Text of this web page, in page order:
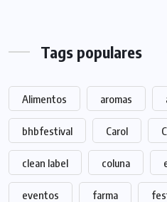
Tags populares
Alimentos aromas
bhbfestival Carol
clean label coluna
eventos farma